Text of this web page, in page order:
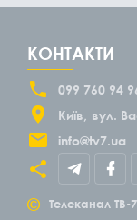
КОНТАКТИ
099 760 94
Київ
вул.
info@tv7.ua
© Телеканал ТВ-7